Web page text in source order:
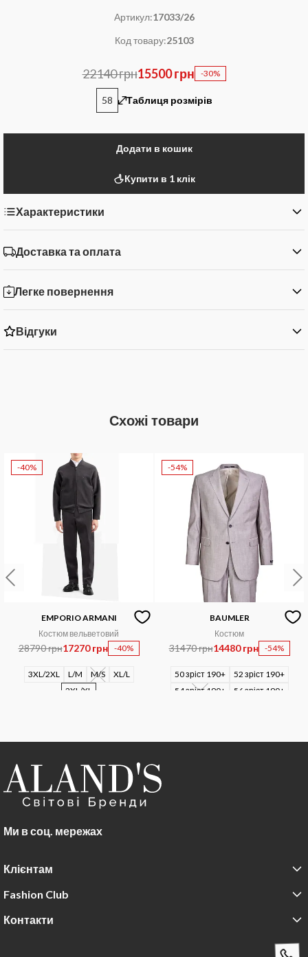
Артикул:17033/26
Код товару:25103
22140 грн15500 грн -30%
58 Таблиця розмірів
Додати в кошик
Купити в 1 клік
Характеристики
Доставка та оплата
Легке повернення
Відгуки
Схожі товари
-40%
EMPORIO ARMANI
Костюм вельветовий
28790 грн17270 грн -40%
3XL/2XL L/M M/S
XL/L
2XL/XL
-54%
BAUMLER
Костюм
31470 грн14480 грн -54%
50 зріст 190+
52 зріст 190+
54 зріст 190+
56 зріст 190+
Ми в соц. мережах
Клієнтам
Fashion Club
Контакти